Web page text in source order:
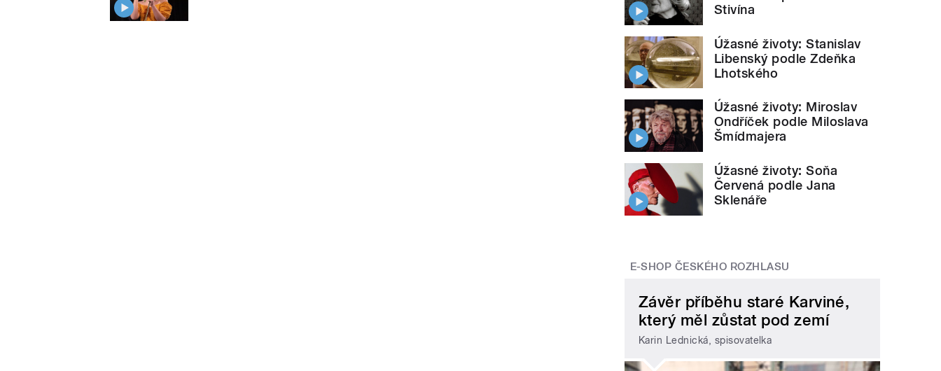
Stivína
Úžasné životy: Stanislav
Libenský podle Zdeňka
Lhotského
Úžasné životy: Miroslav
Ondříček podle Miloslava
Šmídmajera
Úžasné životy: Soňa
Červená podle Jana
Sklenáře
E-SHOP ČESKÉHO ROZHLASU
Závěr příběhu staré Karviné,
který měl zůstat pod zemí
Karin Lednická, spisovatelka